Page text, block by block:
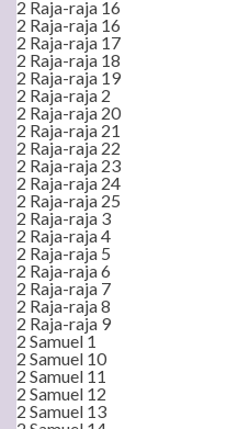
2 Raja-raja 16
2 Raja-raja 16
2 Raja-raja 17
2 Raja-raja 18
2 Raja-raja 19
2 Raja-raja 2
2 Raja-raja 20
2 Raja-raja 21
2 Raja-raja 22
2 Raja-raja 23
2 Raja-raja 24
2 Raja-raja 25
2 Raja-raja 3
2 Raja-raja 4
2 Raja-raja 5
2 Raja-raja 6
2 Raja-raja 7
2 Raja-raja 8
2 Raja-raja 9
2 Samuel 1
2 Samuel 10
2 Samuel 11
2 Samuel 12
2 Samuel 13